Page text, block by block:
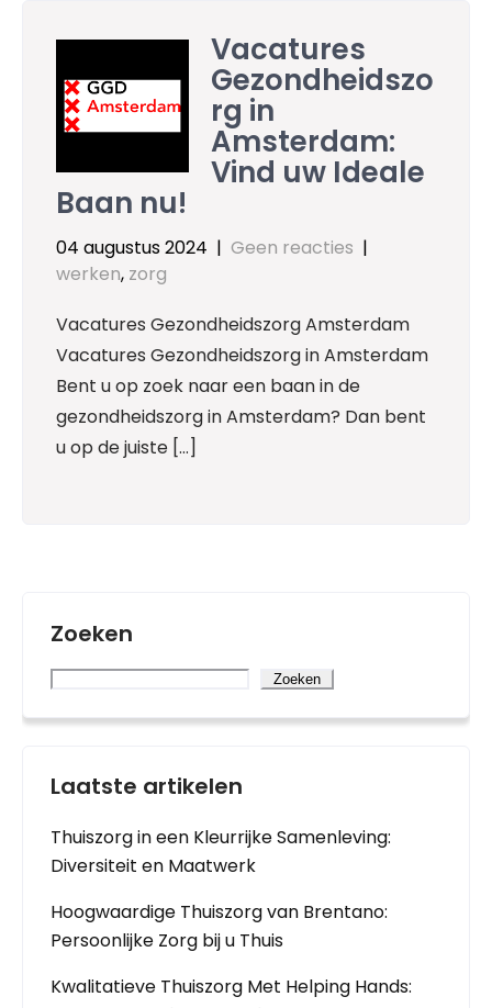
Vacatures
Gezondheidszo
rg in
Amsterdam:
Vind uw Ideale
Baan nu!
04 augustus 2024 | Geen reacties |
werken, zorg
Vacatures Gezondheidszorg Amsterdam
Vacatures Gezondheidszorg in Amsterdam
Bent u op zoek naar een baan in de
gezondheidszorg in Amsterdam? Dan bent
u op de juiste […]
Zoeken
Zoeken
Laatste artikelen
Thuiszorg in een Kleurrijke Samenleving:
Diversiteit en Maatwerk
Hoogwaardige Thuiszorg van Brentano:
Persoonlijke Zorg bij u Thuis
Kwalitatieve Thuiszorg Met Helping Hands: